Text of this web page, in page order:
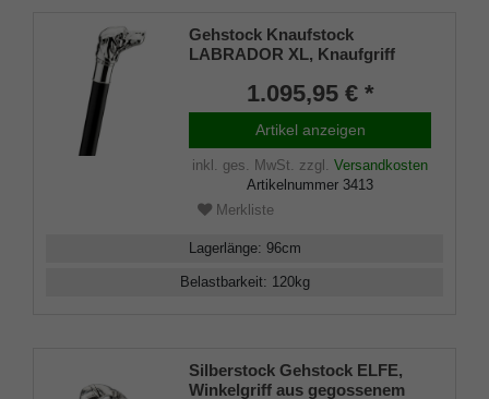
Gehstock Knaufstock
LABRADOR XL, Knaufgriff
kräftiger Stock edles Makassar-
Ebenholz handpoliert,
Gummipuffer, 98 cm
1.095,95 € *
Artikel anzeigen
inkl. ges. MwSt. zzgl. Versandkosten
Artikelnummer 3413
Merkliste
Lagerlänge: 96cm
Belastbarkeit: 120kg
Silberstock Gehstock ELFE,
Winkelgriff aus gegossenem